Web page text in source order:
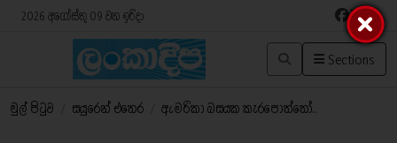
2026 අගෝස්තු 09 වන ඉරිදා
Sections
මුල් පිටුව සයුරෙන් එතෙර ඇමරිකා බසයක කැරපොත්තෝ..